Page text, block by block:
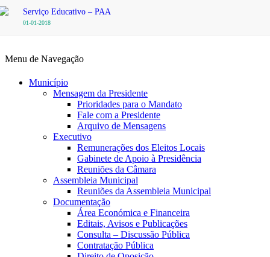
Serviço Educativo – PAA
01-01-2018
Menu de Navegação
Município
Mensagem da Presidente
Prioridades para o Mandato
Fale com a Presidente
Arquivo de Mensagens
Executivo
Remunerações dos Eleitos Locais
Gabinete de Apoio à Presidência
Reuniões da Câmara
Assembleia Municipal
Reuniões da Assembleia Municipal
Documentação
Área Económica e Financeira
Editais, Avisos e Publicações
Consulta – Discussão Pública
Contratação Pública